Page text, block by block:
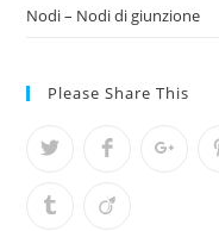
Nodi – Nodi di giunzione
Please Share This